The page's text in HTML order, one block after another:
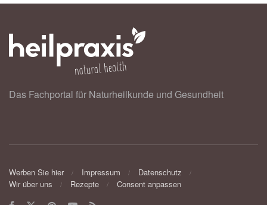
Das Fachportal für Naturheilkunde und Gesundheit
Werben Sie hier Impressum
Datenschutz
Wir über uns
Rezepte Consent anpassen